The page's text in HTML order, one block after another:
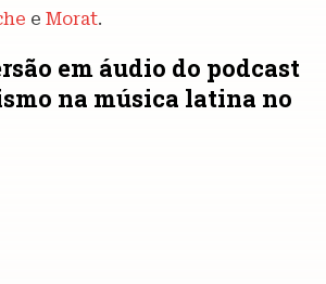
e Morat.
em áudio do podcast
na música latina no